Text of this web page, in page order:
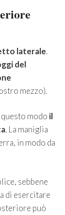
laterale.
del
mezzo).
questo modo il
. La maniglia
in modo da
sebbene
di esercitare
può